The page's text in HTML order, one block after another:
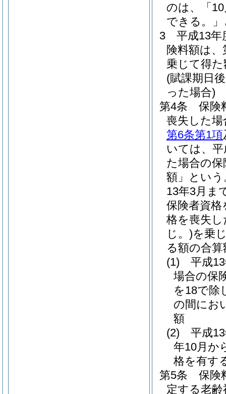
のは、「
できる。
3
平成13
険料額は
乗じて得
(賦課期日
った場合)
第4条
保険
喪失した
第6条第1項
いては、
た場合の保
額」という
13年3月ま
保険者資
格を喪失
じ。)を乗
る額の合
(1)
平成
場合の保
を18で除
の間にお
額
(2)
平成
年10月か
格を有す
第5条
保険
定する老